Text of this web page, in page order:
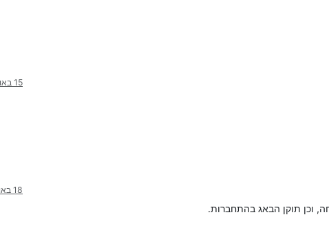
15 באוק׳ 2022, 22:16
18 באוק׳ 2022, 12:22
וכן תוקן הבאג בהתחברות.